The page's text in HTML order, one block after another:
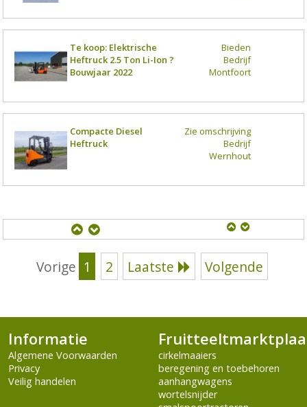
Te koop: Elektrische
Heftruck 2.5 Ton Li-Ion ?
Bouwjaar 2022
Bieden
Bedrijf
Montfoort
Compacte Diesel
Heftruck
Zie omschrijving
Bedrijf
Wernhout
Vorige 1 2 Laatste Volgende
Informatie
Algemene Voorwaarden
Privacy
Veilig handelen
cirkelmaaiers
beregening en toebehoren
aanhangwagens
wortelsnijder